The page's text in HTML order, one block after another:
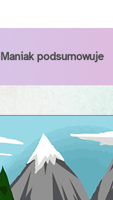
Maniak podsumowuje